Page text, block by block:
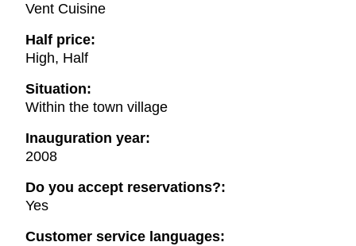
Vent Cuisine
Half price:
High, Half
Situation:
Within the town village
Inauguration year:
2008
Do you accept reservations?:
Yes
Customer service languages: